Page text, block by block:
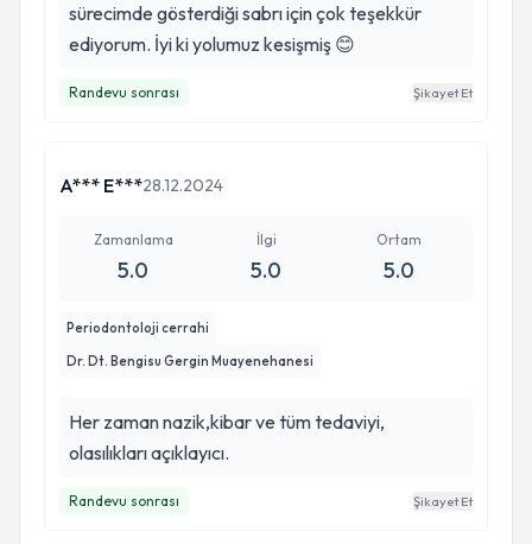
sürecimde gösterdiği sabrı için çok teşekkür
ediyorum. İyi ki yolumuz kesişmiş 😊
Randevu sonrası Şikayet Et
A*** E***28.12.2024
Zamanlama
5.0
İlgi
5.0
Ortam
5.0
Periodontoloji cerrahi
Dr. Dt. Bengisu Gergin Muayenehanesi
Her zaman nazik,kibar ve tüm tedaviyi,
olasılıkları açıklayıcı.
Randevu sonrası Şikayet Et